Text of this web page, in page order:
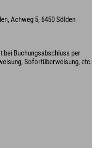
Achweg 5, 6450 Sölden
bei Buchungsabschluss per
Sofortüberweisung, etc.